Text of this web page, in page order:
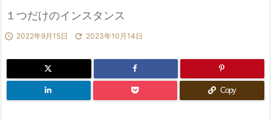
１つだけのインスタンス
 2022年9月15日  2023年10月14日
Copy